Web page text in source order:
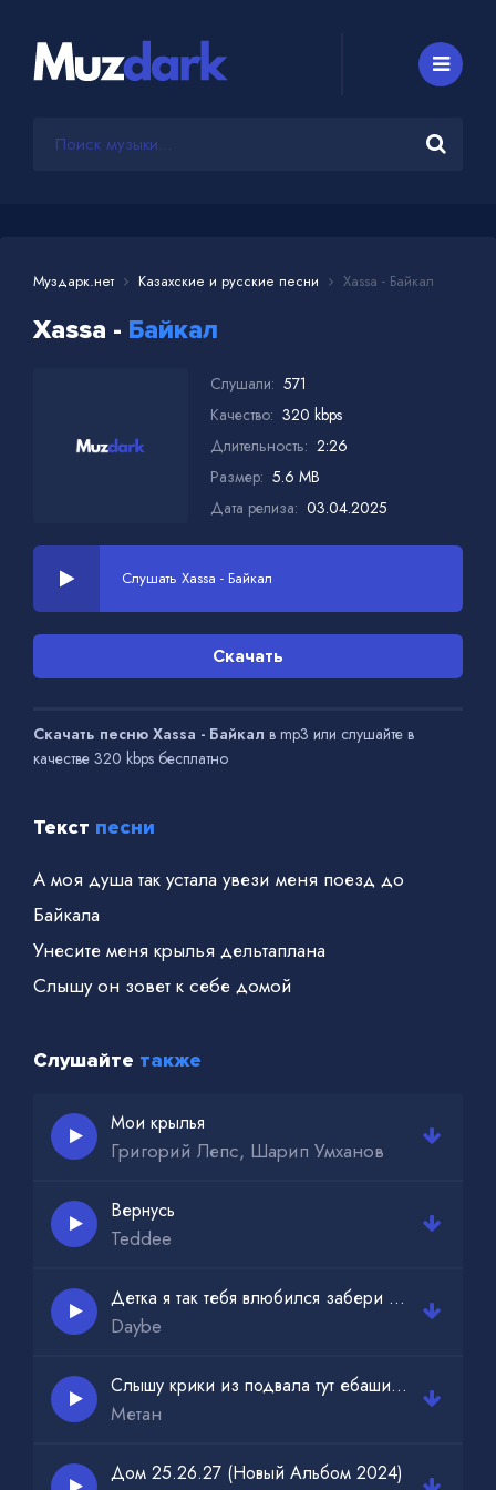
Муздарк.нет Казахские и русские песни Xassa - Байкал
Xassa - Байкал
Слушали: 571
Качество: 320 kbps
Длительность: 2:26
Размер: 5.6 MB
Дата релиза: 03.04.2025
Слушать Xassa - Байкал
Скачать
Скачать песню Xassa - Байкал в mp3 или слушайте в
качестве 320 kbps бесплатно
Текст песни
А моя душа так устала увези меня поезд до
Байкала
Унесите меня крылья дельтаплана
Слышу он зовет к себе домой
Слушайте также
Мои крылья
Григорий Лепс, Шарип Умханов
Вернусь
Teddee
Детка я так тебя влюбился забери меня домой
Daybe
Слышу крики из подвала тут ебашит дух славян
Метан
Дом 25.26.27 (Новый Альбом 2024)